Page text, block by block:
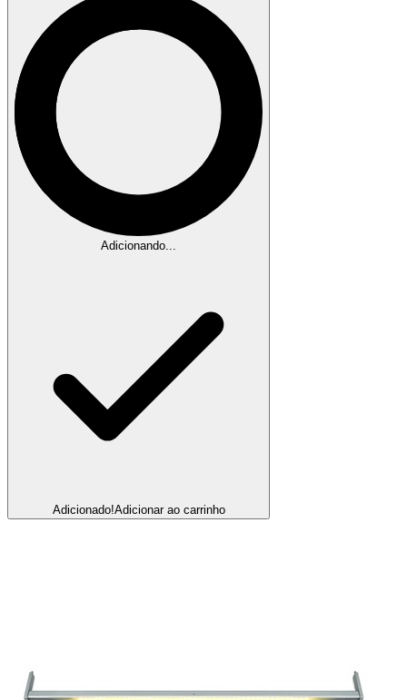
Adicionando...
Adicionado!Adicionar ao carrinho